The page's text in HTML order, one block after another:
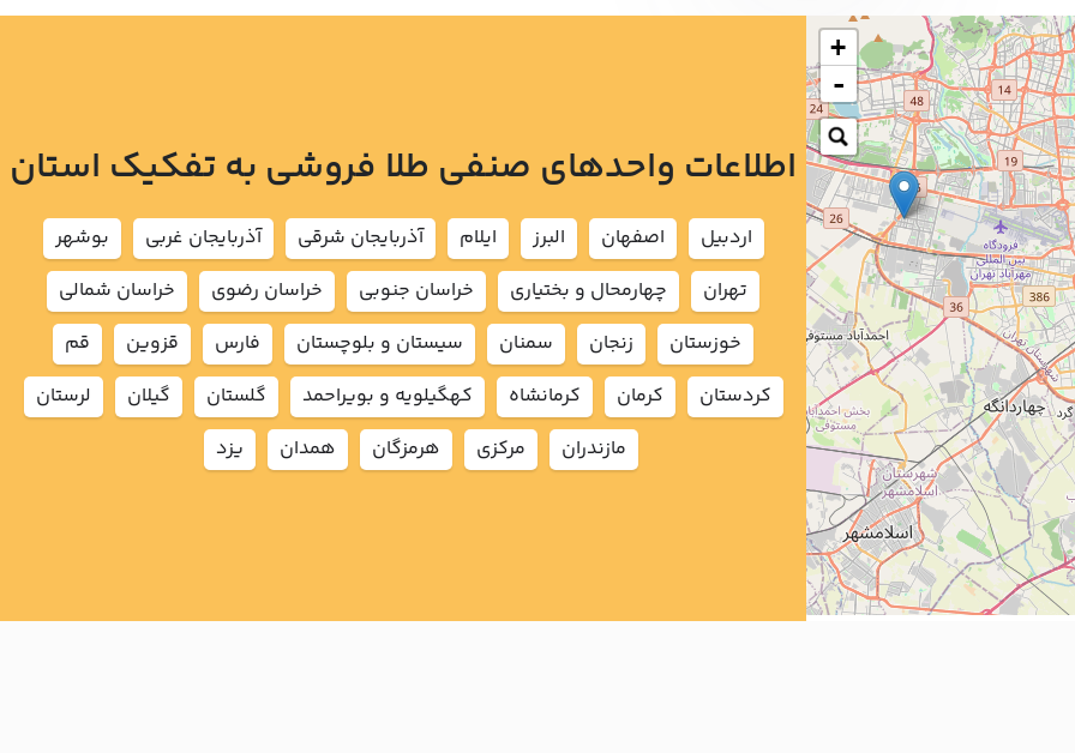
+
-
اطلاعات واحدهای صنفی طلا فروشی به تفکیک استان
اردبيل اصفهان البرز ايلام آذربايجان شرقي آذربايجان غربي
بوشهر
تهران
چهارمحال و بختياري خراسان جنوبي خراسان رضوي
خراسان شمالي
خوزستان
زنجان سمنان سيستان و بلوچستان فارس قزوين
قم
كردستان
كرمان كرمانشاه كهگيلويه و بويراحمد گلستان گيلان
لرستان
مازندران
مركزي هرمزگان همدان يزد